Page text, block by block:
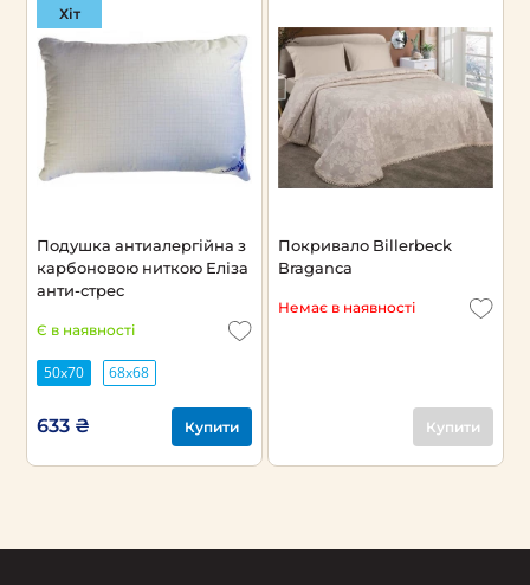
Хіт
Подушка антиалергійна з
карбоновою ниткою Еліза
анти-стрес
Є в наявності
50х70 68х68
633 ₴ Купити
Покривало Billerbeck
Braganca
Немає в наявності
Купити